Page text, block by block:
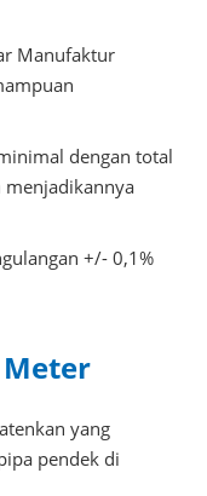
Manufaktur
dengan total
menjadikannya
+/- 0,1%
Meter
yang
pendek di